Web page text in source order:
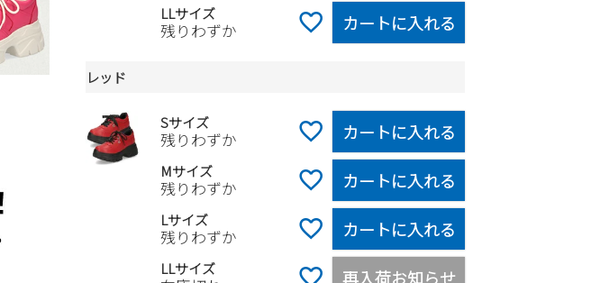
LLサイズ
残りわずか カートに入れる
レッド
Sサイズ
残りわずか カートに入れる
Mサイズ
残りわずか カートに入れる
Lサイズ
残りわずか カートに入れる
LLサイズ 再入荷お知らせ